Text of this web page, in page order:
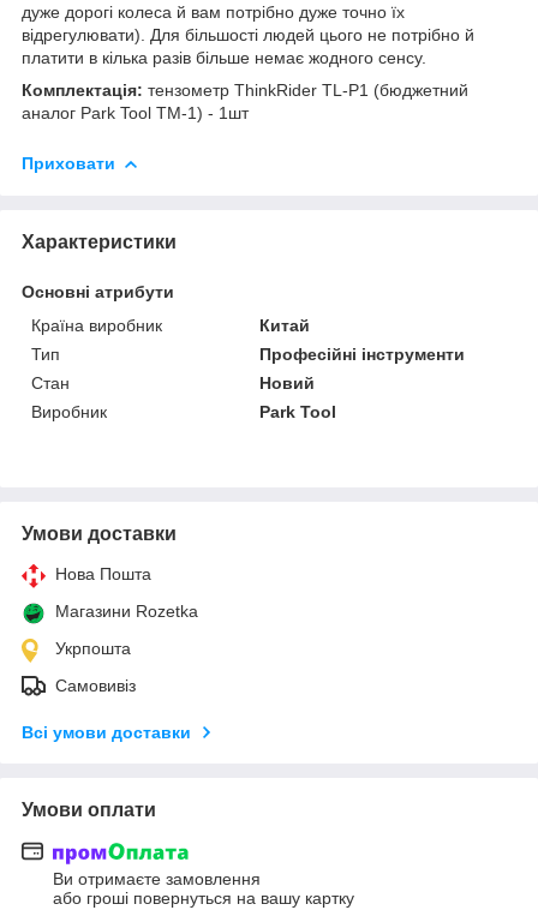
дуже дорогі колеса й вам потрібно дуже точно їх
відрегулювати). Для більшості людей цього не потрібно й
платити в кілька разів більше немає жодного сенсу.
Комплектація: тензометр ThinkRider TL-P1 (бюджетний
аналог Park Tool TM-1) - 1шт
Приховати
Характеристики
Основні атрибути
Країна виробник
Китай
Тип
Професійні інструменти
Стан
Новий
Виробник
Park Tool
Умови доставки
Нова Пошта
Магазини Rozetka
Укрпошта
Самовивіз
Всі умови доставки
Умови оплати
Ви отримаєте замовлення
або гроші повернуться на вашу картку